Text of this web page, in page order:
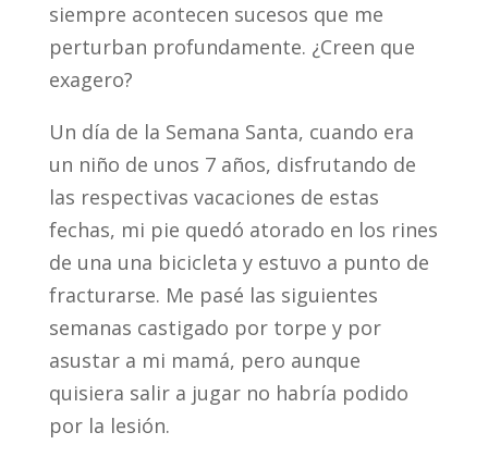
siempre acontecen sucesos que me
perturban profundamente. ¿Creen que
exagero?
Un día de la Semana Santa, cuando era
un niño de unos 7 años, disfrutando de
las respectivas vacaciones de estas
fechas, mi pie quedó atorado en los rines
de una una bicicleta y estuvo a punto de
fracturarse. Me pasé las siguientes
semanas castigado por torpe y por
asustar a mi mamá, pero aunque
quisiera salir a jugar no habría podido
por la lesión.